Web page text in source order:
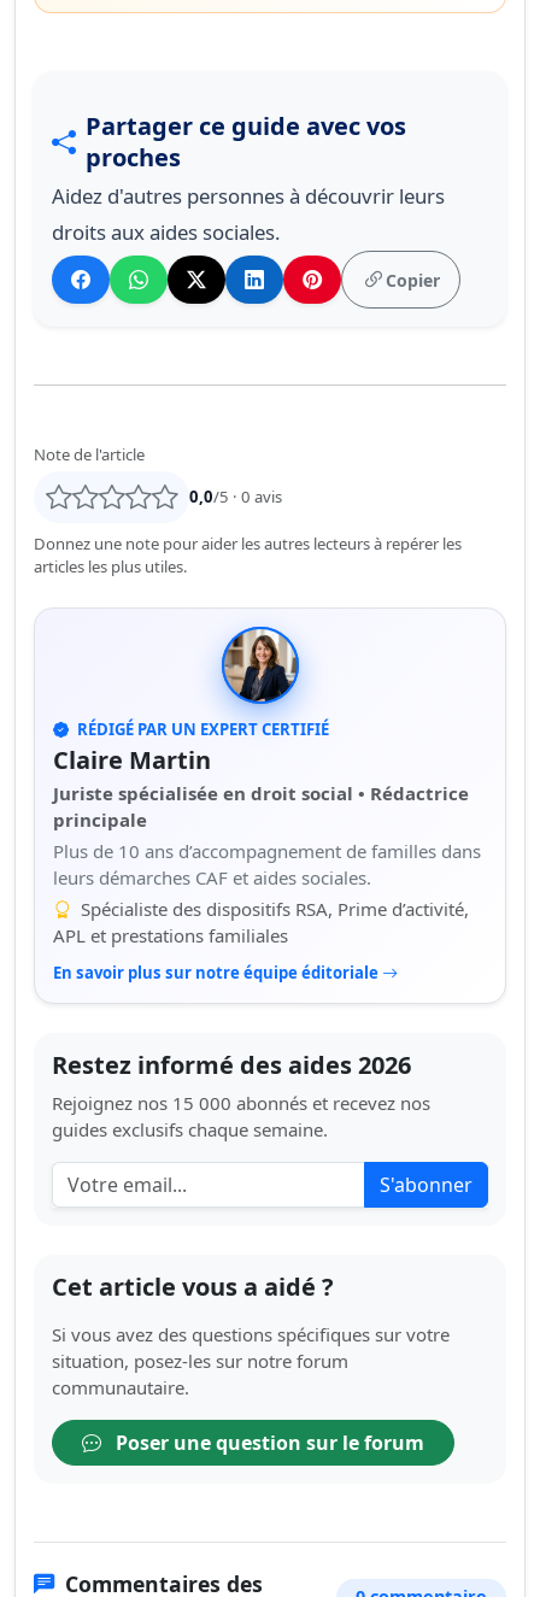
Partager ce guide avec vos
proches
Aidez d'autres personnes à découvrir leurs
droits aux aides sociales.
Copier
Note de l'article
0,0/5 ·0 avis
Donnez une note pour aider les autres lecteurs à repérer les
articles les plus utiles.
RÉDIGÉ PAR UN EXPERT CERTIFIÉ
Claire Martin
Juriste spécialisée en droit social • Rédactrice
principale
Plus de 10 ans d’accompagnement de familles dans
leurs démarches CAF et aides sociales.
Spécialiste des dispositifs RSA, Prime d’activité,
APL et prestations familiales
En savoir plus sur notre équipe éditoriale
Restez informé des aides 2026
Rejoignez nos 15 000 abonnés et recevez nos
guides exclusifs chaque semaine.
S'abonner
Cet article vous a aidé ?
Si vous avez des questions spécifiques sur votre
situation, posez-les sur notre forum
communautaire.
Poser une question sur le forum
Commentaires des